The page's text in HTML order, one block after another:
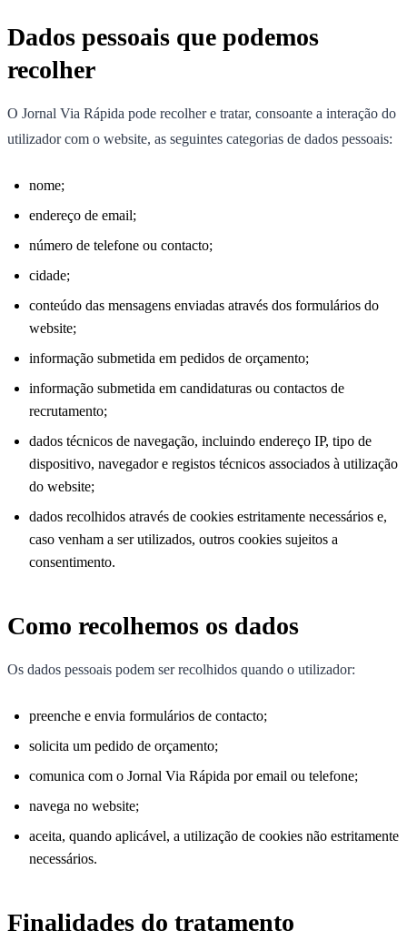
Dados pessoais que podemos
recolher
O Jornal Via Rápida pode recolher e tratar, consoante a interação do
utilizador com o website, as seguintes categorias de dados pessoais:
nome;
endereço de email;
número de telefone ou contacto;
cidade;
conteúdo das mensagens enviadas através dos formulários do
website;
informação submetida em pedidos de orçamento;
informação submetida em candidaturas ou contactos de
recrutamento;
dados técnicos de navegação, incluindo endereço IP, tipo de
dispositivo, navegador e registos técnicos associados à utilização
do website;
dados recolhidos através de cookies estritamente necessários e,
caso venham a ser utilizados, outros cookies sujeitos a
consentimento.
Como recolhemos os dados
Os dados pessoais podem ser recolhidos quando o utilizador:
preenche e envia formulários de contacto;
solicita um pedido de orçamento;
comunica com o Jornal Via Rápida por email ou telefone;
navega no website;
aceita, quando aplicável, a utilização de cookies não estritamente
necessários.
Finalidades do tratamento